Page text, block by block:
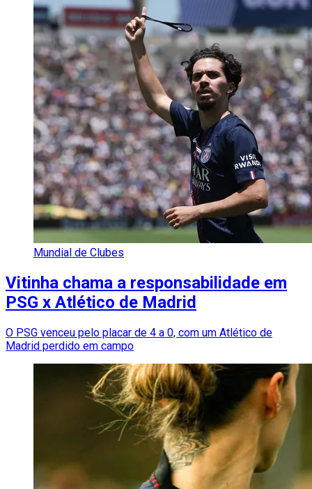
Mundial de Clubes
Vitinha chama a responsabilidade em
PSG x Atlético de Madrid
O PSG venceu pelo placar de 4 a 0, com um Atlético de
Madrid perdido em campo